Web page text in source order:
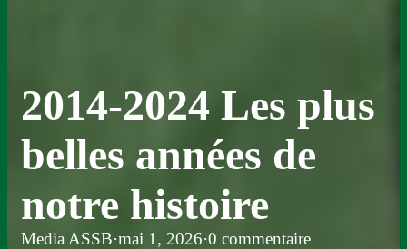
2014-2024 Les plus
belles années de
notre histoire
Media ASSB·mai 1, 2026·0 commentaire